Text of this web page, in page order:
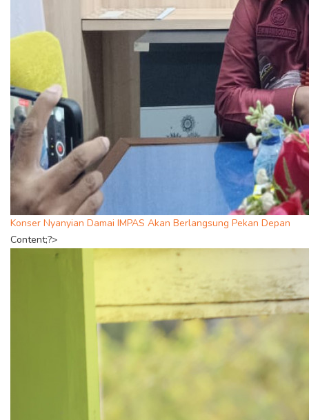
Konser Nyanyian Damai IMPAS Akan Berlangsung Pekan Depan
Content;?>